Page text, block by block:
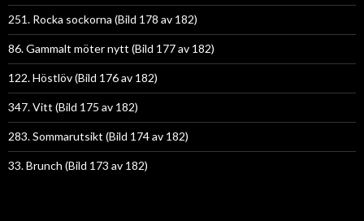
251. Rocka sockorna (Bild 178 av 182)
86. Gammalt möter nytt (Bild 177 av 182)
122. Höstlöv (Bild 176 av 182)
347. Vitt (Bild 175 av 182)
283. Sommarutsikt (Bild 174 av 182)
33. Brunch (Bild 173 av 182)